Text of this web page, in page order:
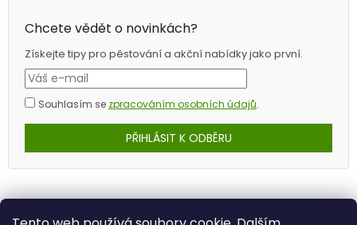
Chcete vědět o novinkách?
Získejte tipy pro pěstování a akční nabídky jako první.
Souhlasím se zpracováním osobních údajů.
PŘIHLÁSIT K ODBĚRU